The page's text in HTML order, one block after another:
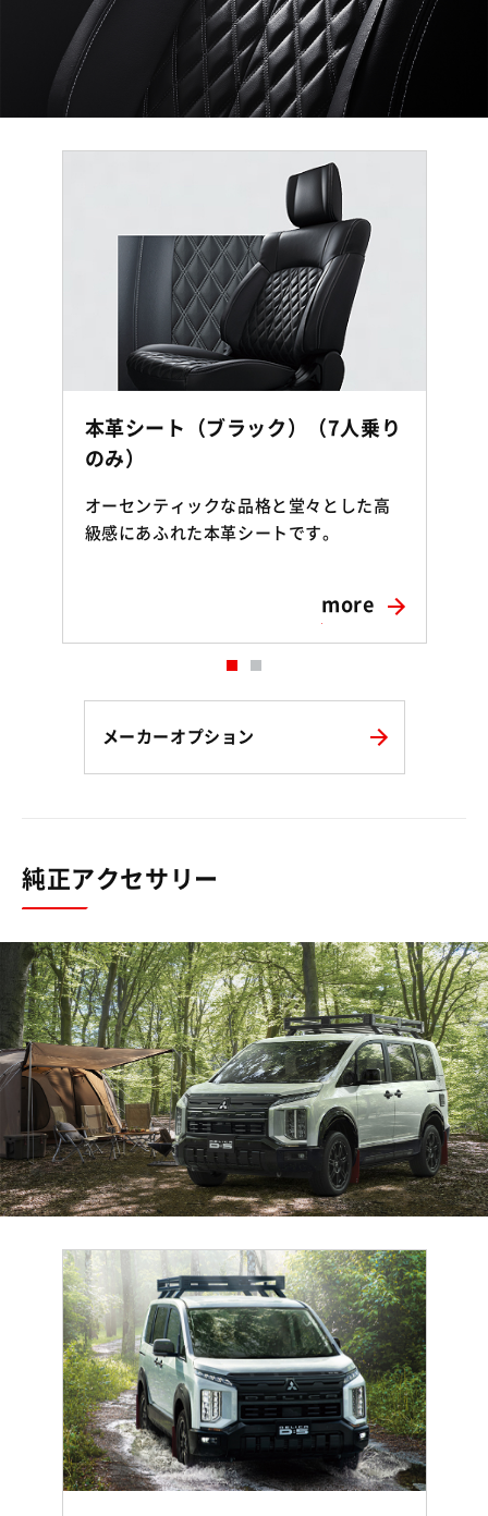
本革シート（ブラック）（7人乗り
のみ）
オーセンティックな品格と堂々とした高
級感にあふれた本革シートです。
more
メーカーオプション
純正アクセサリー